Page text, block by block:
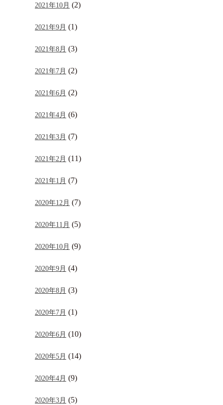
2021年10月 (2)
2021年9月 (1)
2021年8月 (3)
2021年7月 (2)
2021年6月 (2)
2021年4月 (6)
2021年3月 (7)
2021年2月 (11)
2021年1月 (7)
2020年12月 (7)
2020年11月 (5)
2020年10月 (9)
2020年9月 (4)
2020年8月 (3)
2020年7月 (1)
2020年6月 (10)
2020年5月 (14)
2020年4月 (9)
2020年3月 (5)